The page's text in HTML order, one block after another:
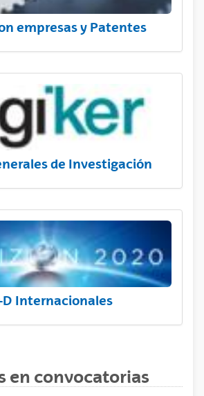
empresas y Patentes
de Investigación
Internacionales
en convocatorias